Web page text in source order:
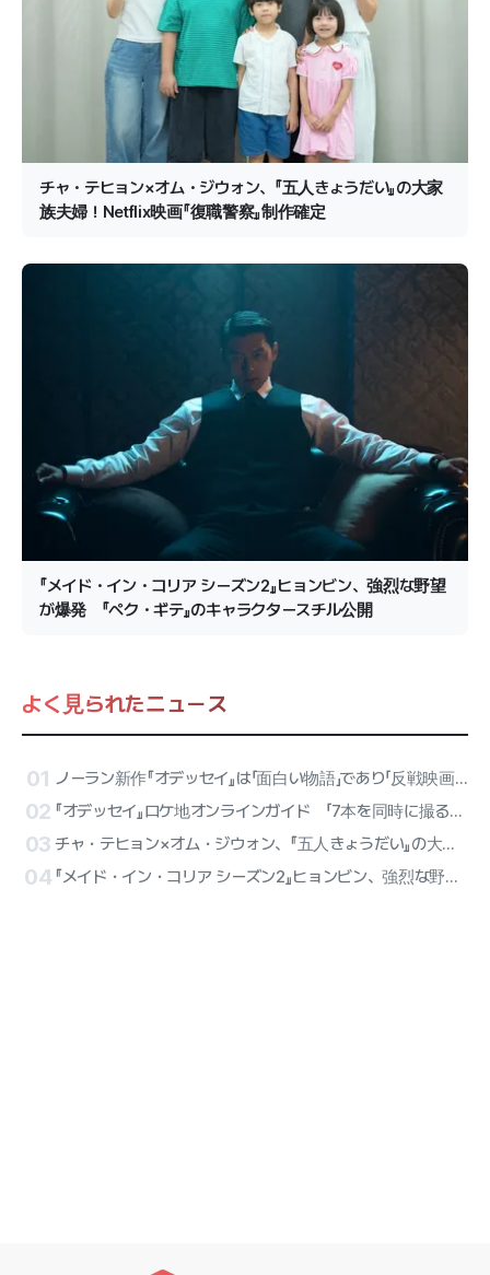
チャ・テヒョン×オム・ジウォン、『五人きょうだい』の大家
族夫婦！Netflix映画『復職警察』制作確定
『メイド・イン・コリア シーズン2』ヒョンビン、強烈な野望
が爆発 『ペク・ギテ』のキャラクタースチル公開
よく見られたニュース
01 ノーラン新作『オデッセイ』は「面白い物語」であり「反戦映画」 シネプレイ記者たちの評
02 『オデッセイ』ロケ地オンラインガイド 「7本を同時に撮る感覚」とマット・デイモン
03 チャ・テヒョン×オム・ジウォン、『五人きょうだい』の大家族夫婦！Netflix映画『復職警察』制作確定
04 『メイド・イン・コリア シーズン2』ヒョンビン、強烈な野望が爆発 『ペク・ギテ』のキャラクタースチル公開